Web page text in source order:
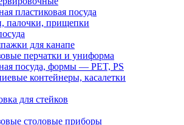
пластиковая посуда
палочки, прищепки
для канапе
перчатки и униформа
посуда, формы — PET, PS
контейнеры, касалетки
для стейков
столовые приборы